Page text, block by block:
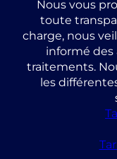
Nous vous
toute
charge, nous
informé des
traitements.
les